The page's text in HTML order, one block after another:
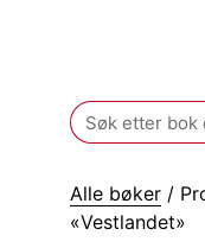
Search
for:
Alle bøker /
«Vestlandet»